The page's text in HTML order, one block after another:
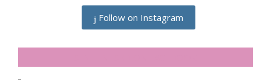
Follow on Instagram